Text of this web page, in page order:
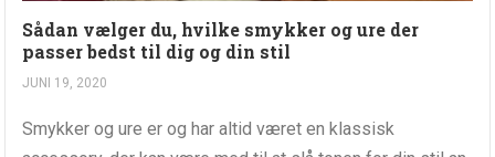
Sådan vælger du, hvilke smykker og ure der
passer bedst til dig og din stil
JUNI 19, 2020
Smykker og ure er og har altid været en klassisk